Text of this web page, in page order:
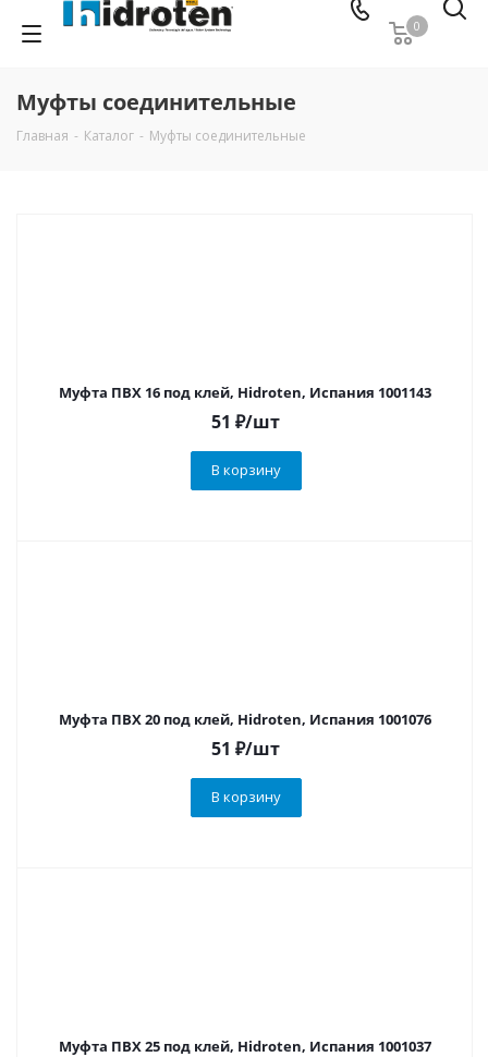
0
Муфты соединительные
Главная - Каталог - Муфты соединительные
Муфта ПВХ 16 под клей, Hidroten, Испания 1001143
51 ₽/шт
В корзину
Муфта ПВХ 20 под клей, Hidroten, Испания 1001076
51 ₽/шт
В корзину
Муфта ПВХ 25 под клей, Hidroten, Испания 1001037